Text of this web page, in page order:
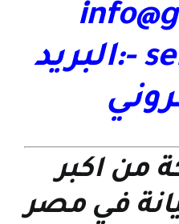
-:البريد
من اكبر
في مصر